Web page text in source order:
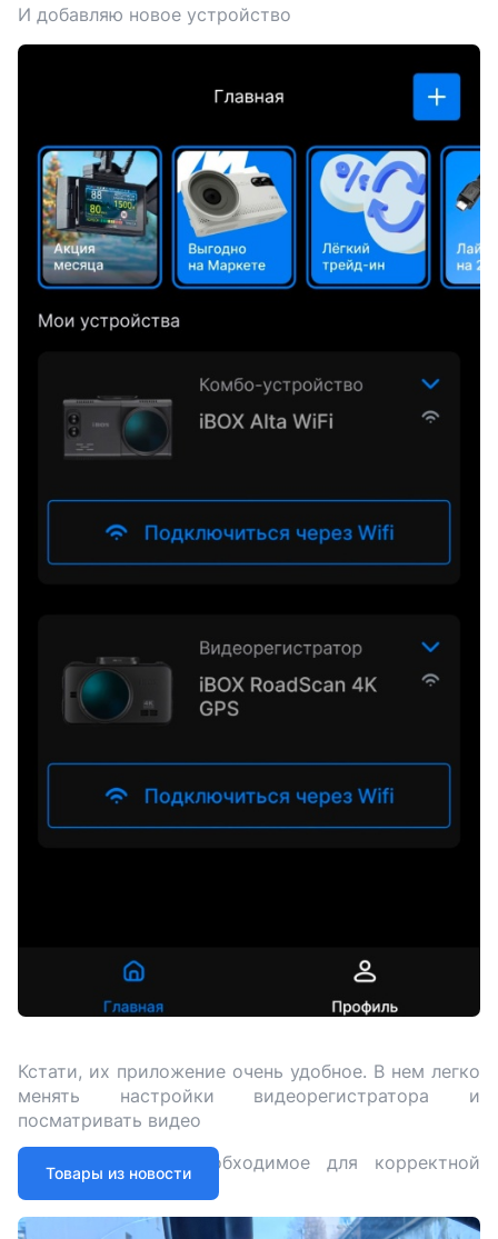
И добавляю новое устройство
Кстати, их приложение очень удобное. В нем легко
менять настройки видеорегистратора и
посматривать видео
Настраиваю все необходимое для корректной
работы
Товары из новости